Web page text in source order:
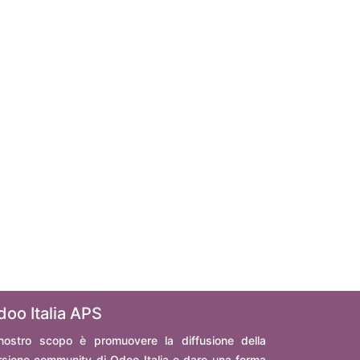
Italia APS
scopo è promuovere la diffusione della